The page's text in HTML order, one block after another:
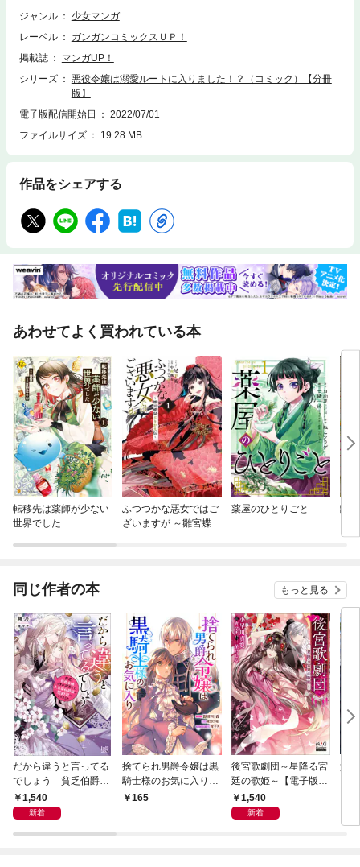
リーズ、ついにコミカライズ化！※この商品は「悪役令嬢は溺愛ルートに
ouya(C)2022 Yoimachi (C)2022 Ren Sakuma (C)2022 Shiori Shiono
ジャンル
少女マンガ
レーベル
ガンガンコミックスＵＰ！
掲載誌
マンガUP！
シリーズ
悪役令嬢は溺愛ルートに入りました！？（コミック）【分冊
版】
電子版配信開始日
2022/07/01
ファイルサイズ
19.28 MB
作品をシェアする
あわせてよく買われている本
転移先は薬師が少ない
世界でした
ふつつかな悪女ではご
ざいますが ～雛宮蝶鼠
薬屋のひとりごと
離
さ
同じ作者の本 もっと見る
だから違うと言ってる
でしょう 貧乏伯爵令
嬢ですが訳あって大富
豪侯爵様の契約妻にな
付】
1,540
新着
捨てられ男爵令嬢は黒
騎士様のお気に入り
連載版: 1
165
後宮歌劇団～星降る宮
廷の歌姫～【電子版限
定書き下ろしSS付】
1,540
新着
貴
さ